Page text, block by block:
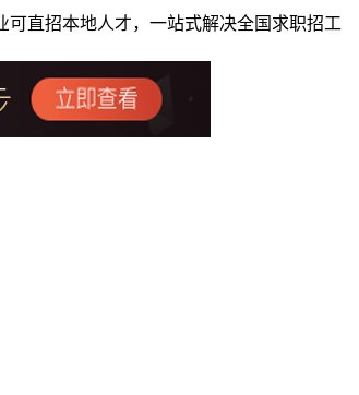
直招本地人才，一站式解决全国求职招工